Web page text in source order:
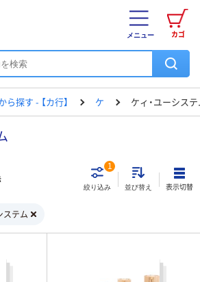
カゴ
メニュー
ら探す - 【カ行】 ケ ケィ・ユーシス
絞り込み
1
並び替え 表示切替
ステム